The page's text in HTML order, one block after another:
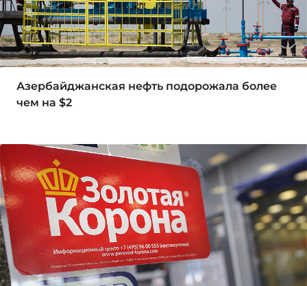
Азербайджанская нефть подорожала более
чем на $2